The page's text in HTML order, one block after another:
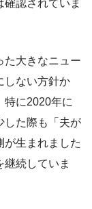
認されていま
た大きなニュー
しない方針か
特に2020年に
した際も「夫が
が生まれました
続していま